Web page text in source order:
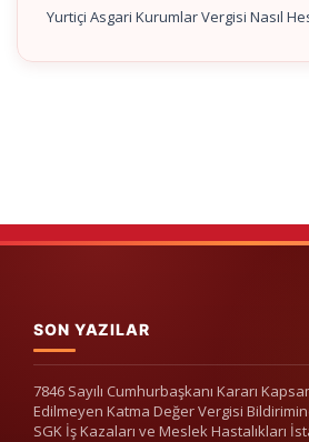
Yurtiçi Asgari Kurumlar Vergisi Nasıl
SON YAZILAR
7846 Sayılı Cumhurbaşkanı Kararı
Edilmeyen Katma Değer Vergisi
SGK İş Kazaları ve Meslek Hastalıkları